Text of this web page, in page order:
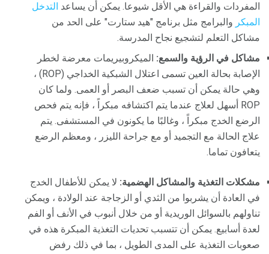
المفردات والقراءة هي الأقل شيوعا. يمكن أن يساعد التدخل
المبكر والبرامج مثل برنامج "هيد ستارت" على الحد من
مشاكل التعلم لتشجيع نجاح المدرسة.
مشاكل في الرؤية والسمع: الميكروبيريمات معرضة لخطر
الإصابة بحالة العين تسمى اعتلال الشبكية الخداجي (ROP) ،
وهي حالة يمكن أن تسبب ضعف البصر أو العمى. ولما كان
ROP أسهل لعلاج عندما يتم اكتشافه مبكراً ، فإنه يتم فحص
الرضع الخدج مبكراً ، وغالبًا ما يكونون في المستشفى. يتم
علاج الحالة مع التجميد أو مع جراحة الليزر ، ومعظم الرضع
يتعافون تماما.
مشكلات التغذية والمشاكل الهضمية: لا يمكن للأطفال الخدج
في العادة أن يشربوا من الثدي أو الزجاجة عند الولادة ، ويمكن
تناولهم بالسوائل الوريدية أو من خلال أنبوب في الأنف أو الفم
لعدة أسابيع. يمكن أن تتسبب تحديات التغذية المبكرة هذه في
صعوبات التغذية على المدى الطويل ، بما في ذلك رفض